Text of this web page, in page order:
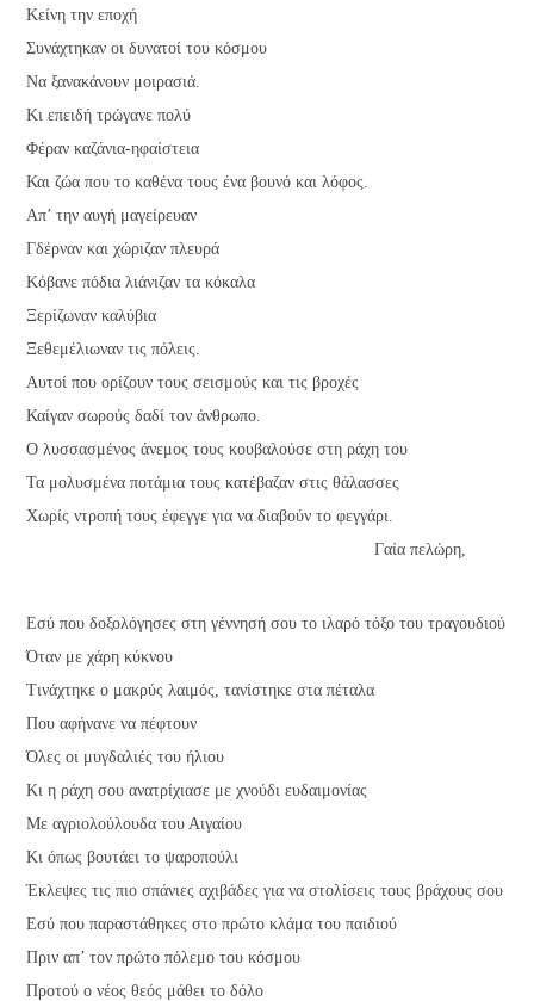
Κείνη την εποχή
Συνάχτηκαν οι δυνατοί του κόσμου
Να ξανακάνουν μοιρασιά.
Κι επειδή τρώγανε πολύ
Φέραν καζάνια-ηφαίστεια
Και ζώα που το καθένα τους ένα βουνό και λόφος.
Απ’ την αυγή μαγείρευαν
Γδέρναν και χώριζαν πλευρά
Κόβανε πόδια λιάνιζαν τα κόκαλα
Ξερίζωναν καλύβια
Ξεθεμέλιωναν τις πόλεις.
Αυτοί που ορίζουν τους σεισμούς και τις βροχές
Καίγαν σωρούς δαδί τον άνθρωπο.
Ο λυσσασμένος άνεμος τους κουβαλούσε στη ράχη του
Τα μολυσμένα ποτάμια τους κατέβαζαν στις θάλασσες
Χωρίς ντροπή τους έφεγγε για να διαβούν το φεγγάρι.
Γαία πελώρη,
Εσύ που δοξολόγησες στη γέννησή σου το ιλαρό τόξο του τραγουδιού
Όταν με χάρη κύκνου
Τινάχτηκε ο μακρύς λαιμός, τανίστηκε στα πέταλα
Που αφήνανε να πέφτουν
Όλες οι μυγδαλιές του ήλιου
Κι η ράχη σου ανατρίχιασε με χνούδι ευδαιμονίας
Με αγριολούλουδα του Αιγαίου
Κι όπως βουτάει το ψαροπούλι
Έκλεψες τις πιο σπάνιες αχιβάδες για να στολίσεις τους βράχους σου
Εσύ που παραστάθηκες στο πρώτο κλάμα του παιδιού
Πριν απ’ τον πρώτο πόλεμο του κόσμου
Προτού ο νέος θεός μάθει το δόλο